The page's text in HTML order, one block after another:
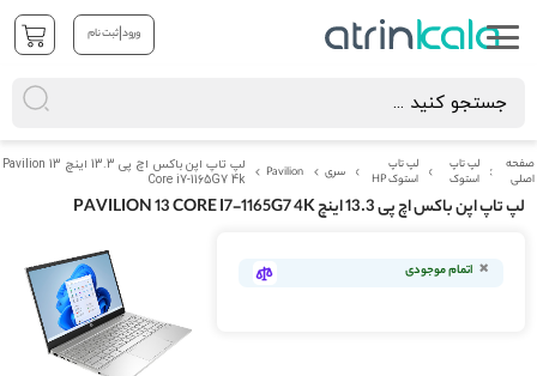
ورود|ثبت نام
صفحه
اصلی
لپ تاپ
استوک
لپ تاپ
استوک HP
سری Pavilion
لپ تاپ اپن باکس اچ پی 13.3 اینچ Pavilion 13
Core i7-1165G7 4k
لپ تاپ اپن باکس اچ پی 13.3 اینچ PAVILION 13 CORE I7-1165G7 4K
تصاویر
اتمام موجودی